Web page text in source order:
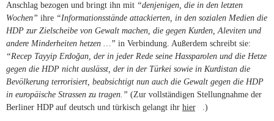
Anschlag bezogen und bringt ihn mit “denjenigen, die in den letzten
Wochen” ihre “Informationsstände attackierten, in den sozialen Medien die
HDP zur Zielscheibe von Gewalt machen, die gegen Kurden, Aleviten und
andere Minderheiten hetzen …” in Verbindung. Außerdem schreibt sie:
“Recep Tayyip Erdoğan, der in jeder Rede seine Hassparolen und die Hetze
gegen die HDP nicht auslässt, der in der Türkei sowie in Kurdistan die
Bevölkerung terrorisiert, beabsichtigt nun auch die Gewalt gegen die HDP
in europäische Strassen zu tragen.” (Zur vollständigen Stellungnahme der
Berliner HDP auf deutsch und türkisch gelangt ihr hier(link is external)
.)